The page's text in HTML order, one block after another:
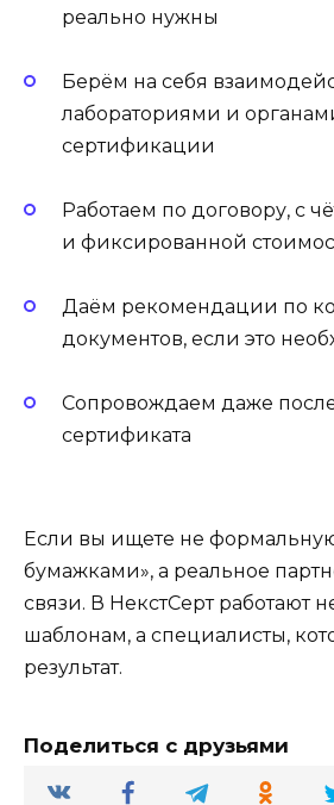
реально нужны
Берём на себя
лабораториями и
сертификации
Работаем по договору, с
и фиксированной
Даём рекомендации по
документов, если это
Сопровождаем даже
сертификата
Если вы ищете не
бумажками», а реальное
связи. В НекстСерт работают
шаблонам, а специалисты,
результат.
Поделиться с друзьями